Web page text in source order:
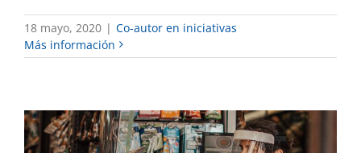
18 mayo, 2020 | Co-autor en iniciativas
Más información